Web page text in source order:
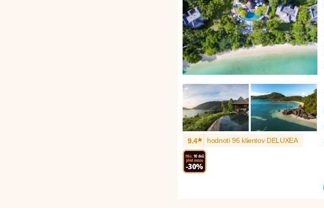
9.4* hodnotí 96 klientov DELUXEA